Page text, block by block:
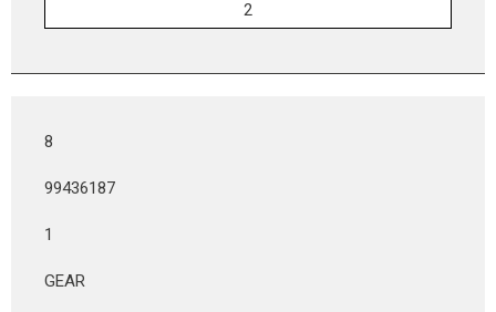
8
99436187
1
GEAR